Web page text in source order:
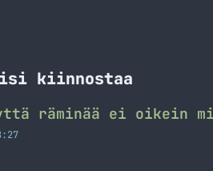
kiinnostaa
räminää ei oikein